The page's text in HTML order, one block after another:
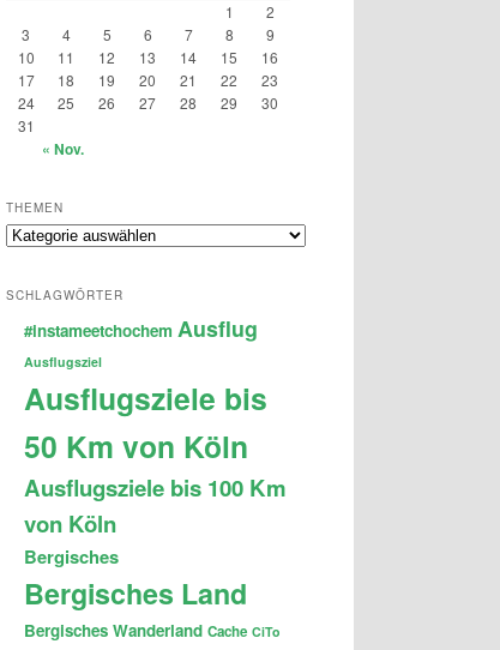
1
2
3
4 5 6 7 8
9
10
11 12 13 14 15
16
17
18 19 20 21 22
23
24
25 26 27 28 29
30
31
« Nov.
THEMEN
Themen
SCHLAGWÖRTER
#instameetchochem Ausflug
Ausflugsziel
Ausflugsziele bis
50 Km von Köln
Ausflugsziele bis 100 Km
von Köln
Bergisches
Bergisches Land
Bergisches Wanderland Cache CiTo